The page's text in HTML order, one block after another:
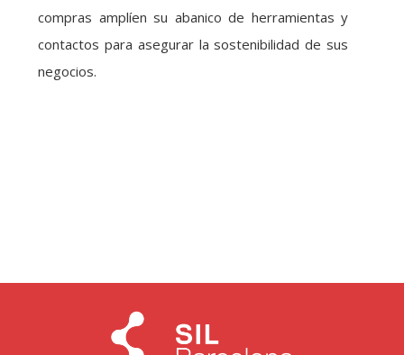
compras amplíen su abanico de herramientas y
contactos para asegurar la sostenibilidad de sus
negocios.